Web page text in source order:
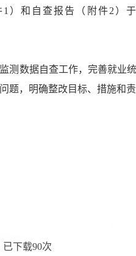
1 ）和自查报告（附件2 ）于
测数据自查工作，完善就业
题，明确整改目标、措施和
已下载90次